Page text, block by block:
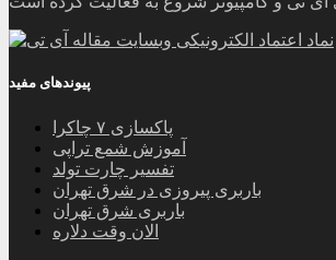
پیوندهای مفید
پاکسازی ۷ چاکرا
آموزش شمع تراپی
تفسیر چارت تولد
باربری پیروزی در شرق تهران
باربری شرق تهران
الان وقت دلاره